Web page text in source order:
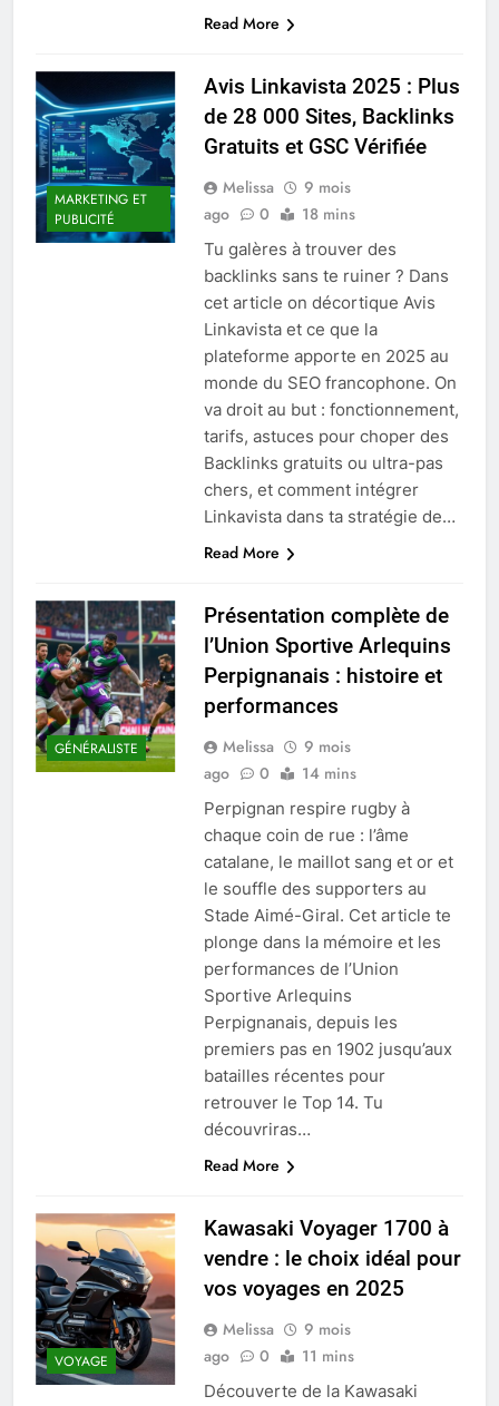
Read More
MARKETING ET
PUBLICITÉ
Avis Linkavista 2025 : Plus
de 28 000 Sites, Backlinks
Gratuits et GSC Vérifiée
Melissa
9 mois
ago
0 18 mins
Tu galères à trouver des
backlinks sans te ruiner ? Dans
cet article on décortique Avis
Linkavista et ce que la
plateforme apporte en 2025 au
monde du SEO francophone. On
va droit au but : fonctionnement,
tarifs, astuces pour choper des
Backlinks gratuits ou ultra-pas
chers, et comment intégrer
Linkavista dans ta stratégie de…
Read More
GÉNÉRALISTE
Présentation complète de
l’Union Sportive Arlequins
Perpignanais : histoire et
performances
Melissa
9 mois
ago
0 14 mins
Perpignan respire rugby à
chaque coin de rue : l’âme
catalane, le maillot sang et or et
le souffle des supporters au
Stade Aimé-Giral. Cet article te
plonge dans la mémoire et les
performances de l’Union
Sportive Arlequins
Perpignanais, depuis les
premiers pas en 1902 jusqu’aux
batailles récentes pour
retrouver le Top 14. Tu
découvriras…
Read More
VOYAGE
Kawasaki Voyager 1700 à
vendre : le choix idéal pour
vos voyages en 2025
Melissa
9 mois
ago
0 11 mins
Découverte de la Kawasaki